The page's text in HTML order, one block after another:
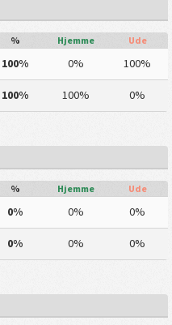
% Hjemme
Ude
100% 0% 100%
100% 100% 0%
% Hjemme
Ude
0% 0% 0%
0% 0% 0%